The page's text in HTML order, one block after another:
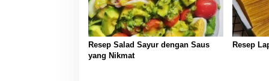
Resep Salad Sayur dengan Saus
yang Nikmat
Resep